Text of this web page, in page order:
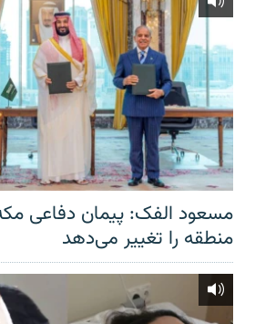
مسعود الفک: پیمان دفاعی
منطقه را تغییر می‌دهد